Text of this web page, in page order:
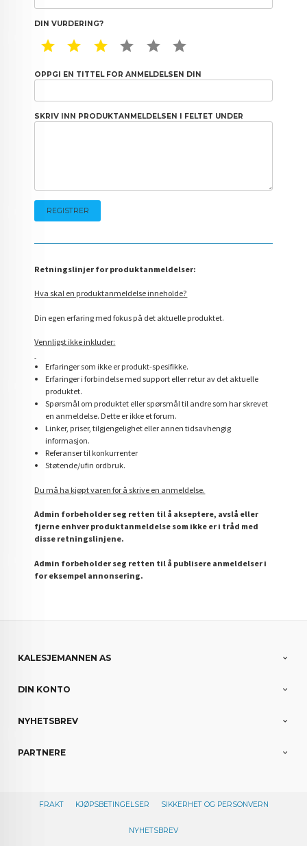
DIN VURDERING?
1 STAR2 STAR3 STAR4 STAR5 STAR
OPPGI EN TITTEL FOR ANMELDELSEN DIN
SKRIV INN PRODUKTANMELDELSEN I FELTET UNDER
Retningslinjer for produktanmeldelser:
Hva skal en produktanmeldelse inneholde?
Din egen erfaring med fokus på det aktuelle produktet.
Vennligst ikke inkluder:
Erfaringer som ikke er produkt-spesifikke.
Erfaringer i forbindelse med support eller retur av det aktuelle
produktet.
Spørsmål om produktet eller spørsmål til andre som har skrevet
en anmeldelse. Dette er ikke et forum.
Linker, priser, tilgjengelighet eller annen tidsavhengig
informasjon.
Referanser til konkurrenter
Støtende/ufin ordbruk.
Du må ha kjøpt varen for å skrive en anmeldelse.
Admin forbeholder seg retten til å akseptere, avslå eller
fjerne enhver produktanmeldelse som ikke er i tråd med
disse retningslinjene.
Admin forbeholder seg retten til å publisere anmeldelser i
for eksempel annonsering.
KALESJEMANNEN AS
DIN KONTO
NYHETSBREV
PARTNERE
FRAKT KJØPSBETINGELSER SIKKERHET OG PERSONVERN
NYHETSBREV